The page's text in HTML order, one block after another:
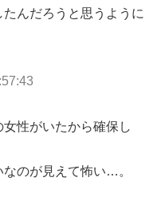
んだろうと思うように
性がいたから確保し
のが見えて怖い…。